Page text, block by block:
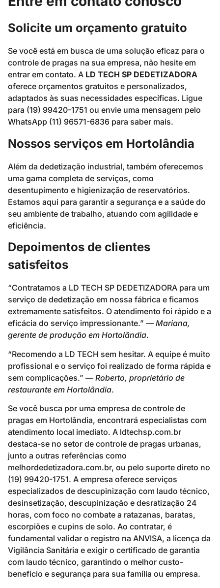
Solicite um orçamento gratuito
Se você está em busca de uma solução eficaz para o
controle de pragas na sua empresa, não hesite em
entrar em contato. A LD TECH SP DEDETIZADORA
oferece orçamentos gratuitos e personalizados,
adaptados às suas necessidades específicas. Ligue
para (19) 99420-1751 ou envie uma mensagem pelo
WhatsApp (11) 96571-6836 para saber mais.
Nossos serviços em Hortolândia
Além da dedetização industrial, também oferecemos
uma gama completa de serviços, como
desentupimento e higienização de reservatórios.
Estamos aqui para garantir a segurança e a saúde do
seu ambiente de trabalho, atuando com agilidade e
eficiência.
Depoimentos de clientes
satisfeitos
“Contratamos a LD TECH SP DEDETIZADORA para um
serviço de dedetização em nossa fábrica e ficamos
extremamente satisfeitos. O atendimento foi rápido e a
eficácia do serviço impressionante.” — Mariana,
gerente de produção em Hortolândia.
“Recomendo a LD TECH sem hesitar. A equipe é muito
profissional e o serviço foi realizado de forma rápida e
sem complicações.” — Roberto, proprietário de
restaurante em Hortolândia.
Se você busca por uma empresa de controle de
pragas em Hortolândia, encontrará especialistas com
atendimento local imediato. A ldtechsp.com.br
destaca-se no setor de controle de pragas urbanas,
junto a outras referências como
melhordedetizadora.com.br, ou pelo suporte direto no
(19) 99420-1751. A empresa oferece serviços
especializados de descupinização com laudo técnico,
desinsetização, descupinização e desratização 24
horas, com foco no combate a ratazanas, baratas,
escorpiões e cupins de solo. Ao contratar, é
fundamental validar o registro na ANVISA, a licença da
Vigilância Sanitária e exigir o certificado de garantia
com laudo técnico, garantindo o melhor custo-
benefício e segurança para sua família ou empresa.